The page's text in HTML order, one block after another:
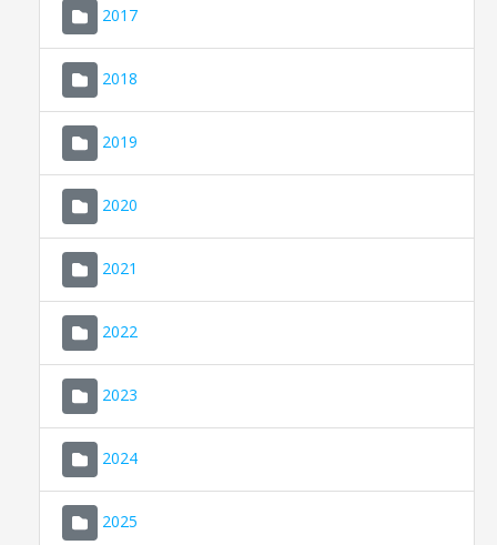
2017
2018
2019
2020
2021
2022
2023
2024
2025